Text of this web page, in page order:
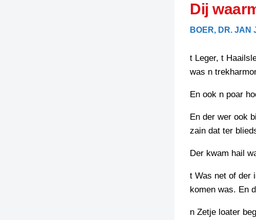
HAIKU’S
LIMERICKS
SCHRIEFWEDSTRIED
SCHRIEFWEDSTRIED
STRIPS
TIEDSCHRIFT
BIENOAMEN
LEGENDEN
RECEPTEN
SPREUKEN
VEURDRACHTEN
SPELLENSCONTROLE
SCHRIEFREGELS
Dij
BOER, DR. JAN
t Leger, t
was n
En ook n poar
En der wer ook
zain dat ter
Der kwam hail
t Was net of der
komen was. En
n Zetje loater